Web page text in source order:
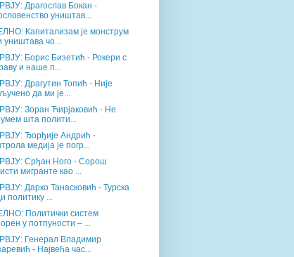
Драгослав Бокан -
уништав...
Капитализам је монструм
уништава чо...
Борис Бизетић - Рокери с
и наше п...
Драгутин Топић - Није
да ми је...
Зоран Ћирјаковић - Не
шта полити...
Ђорђије Андрић -
медија је погр...
Срђан Ного - Сорош
мигранте као ...
Дарко Танасковић - Турска
политику ...
Политички систем
у потпуности – ...
Генерал Владимир
- Највећа час...